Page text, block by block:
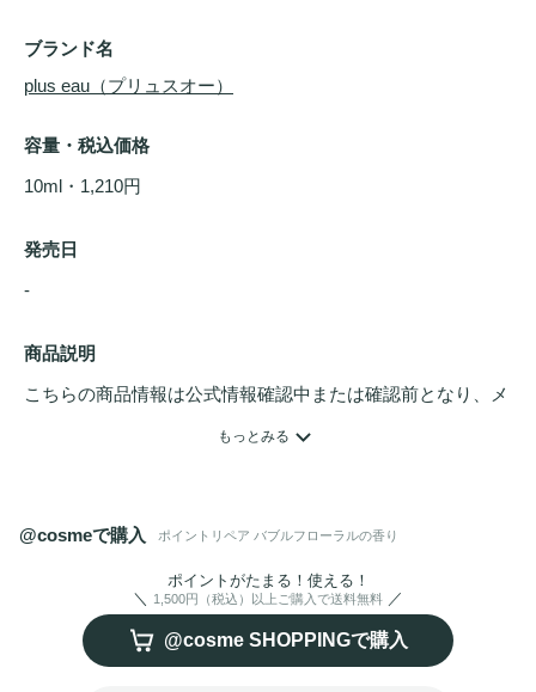
ブランド名
plus eau（プリュスオー）
容量・税込価格
10ml・1,210円
発売日
-
商品説明
こちらの商品情報は公式情報確認中または確認前となり、メ
気になる部分を少し浮かせ気味にサッと撫でるだけ、ブラシ
についているジェル状の保湿ケア成分が乱れた髪を周りの長
い髪と馴染ませて、自然と分け目やまとめ髪を整えて
級の仕上がりに。アホ毛やおくれ毛、パサつきもスッと抑え
もっとみる
@cosmeで購入 ポイントリペア バブルフローラルの香り
ポイントがたまる！使える！
1,500円（税込）以上ご購入で送料無料
@cosme SHOPPINGで購入